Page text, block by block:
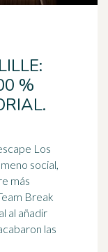
%
Los
social,
más
Break
al añadir
las